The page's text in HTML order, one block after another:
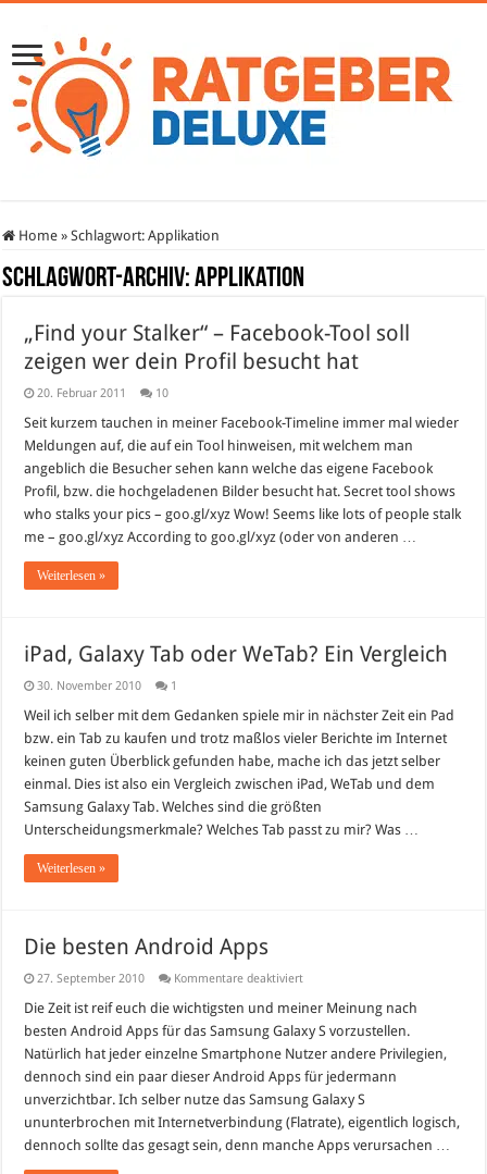
Home » Schlagwort:Applikation
Schlagwort-Archiv:Applikation
„Find your Stalker“ – Facebook-Tool soll
zeigen wer dein Profil besucht hat
20. Februar 2011 10
Seit kurzem tauchen in meiner Facebook-Timeline immer mal wieder
Meldungen auf, die auf ein Tool hinweisen, mit welchem man
angeblich die Besucher sehen kann welche das eigene Facebook
Profil, bzw. die hochgeladenen Bilder besucht hat. Secret tool shows
who stalks your pics – goo.gl/xyz Wow! Seems like lots of people stalk
me – goo.gl/xyz According to goo.gl/xyz (oder von anderen …
Weiterlesen »
iPad, Galaxy Tab oder WeTab? Ein Vergleich
30. November 2010 1
Weil ich selber mit dem Gedanken spiele mir in nächster Zeit ein Pad
bzw. ein Tab zu kaufen und trotz maßlos vieler Berichte im Internet
keinen guten Überblick gefunden habe, mache ich das jetzt selber
einmal. Dies ist also ein Vergleich zwischen iPad, WeTab und dem
Samsung Galaxy Tab. Welches sind die größten
Unterscheidungsmerkmale? Welches Tab passt zu mir? Was …
Weiterlesen »
Die besten Android Apps
27. September 2010 Kommentare deaktiviertfür
besten
Apps
Die Zeit ist reif euch die wichtigsten und meiner Meinung nach
besten Android Apps für das Samsung Galaxy S vorzustellen.
Natürlich hat jeder einzelne Smartphone Nutzer andere Privilegien,
dennoch sind ein paar dieser Android Apps für jedermann
unverzichtbar. Ich selber nutze das Samsung Galaxy S
ununterbrochen mit Internetverbindung (Flatrate), eigentlich logisch,
dennoch sollte das gesagt sein, denn manche Apps verursachen …